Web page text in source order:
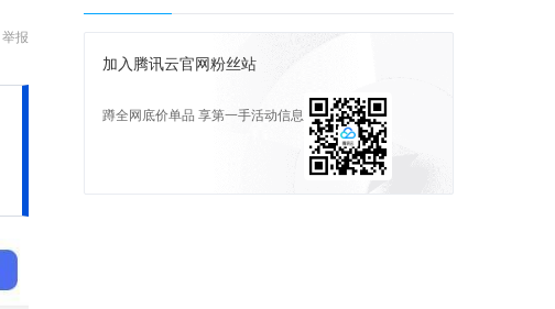
举报
加入腾讯云官网粉丝站
蹲全网底价单品 享第一手活动信息